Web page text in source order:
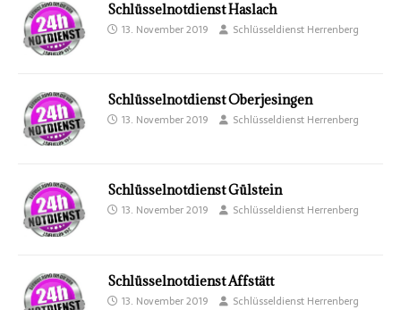
Schlüsselnotdienst Haslach
13. November 2019 Schlüsseldienst Herrenberg
Schlüsselnotdienst Oberjesingen
13. November 2019 Schlüsseldienst Herrenberg
Schlüsselnotdienst Gülstein
13. November 2019 Schlüsseldienst Herrenberg
Schlüsselnotdienst Affstätt
13. November 2019 Schlüsseldienst Herrenberg